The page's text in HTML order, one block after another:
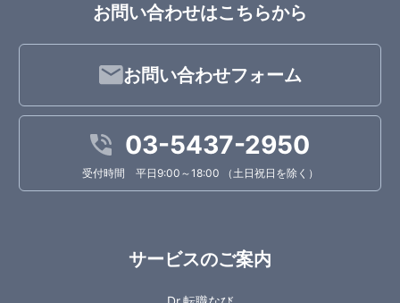
お問い合わせはこちらから
お問い合わせフォーム
03-5437-2950
受付時間 平日9:00～18:00 （土日祝日を除く）
サービスのご案内